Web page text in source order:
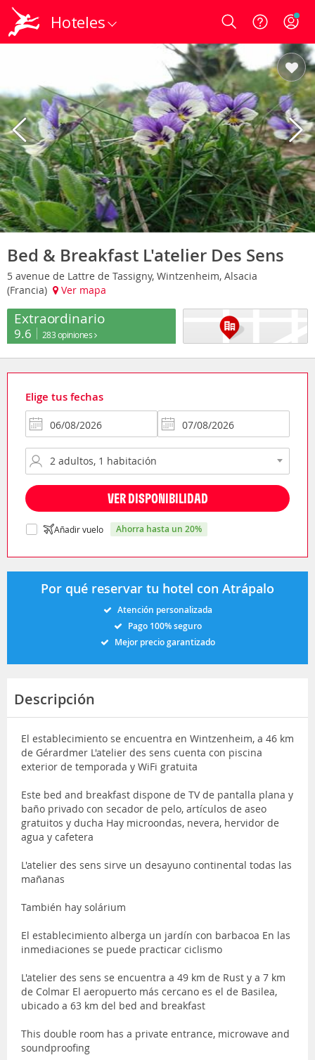
Hoteles Login
Bed & Breakfast L'atelier Des Sens
5 avenue de Lattre de Tassigny, Wintzenheim, Alsacia
(Francia)
Ver mapa
Extraordinario
9.6 283 opiniones
Elige tus fechas
VER DISPONIBILIDAD
Añadir vuelo ahorra hasta un 20%
Por qué reservar tu hotel con Atrápalo
Atención personalizada
Pago 100% seguro
Mejor precio garantizado
Descripción
El establecimiento se encuentra en Wintzenheim, a 46 km
de Gérardmer L'atelier des sens cuenta con piscina
exterior de temporada y WiFi gratuita
Este bed and breakfast dispone de TV de pantalla plana y
baño privado con secador de pelo, artículos de aseo
gratuitos y ducha Hay microondas, nevera, hervidor de
agua y cafetera
L'atelier des sens sirve un desayuno continental todas las
mañanas
También hay solárium
El establecimiento alberga un jardín con barbacoa En las
inmediaciones se puede practicar ciclismo
L'atelier des sens se encuentra a 49 km de Rust y a 7 km
de Colmar El aeropuerto más cercano es el de Basilea,
ubicado a 63 km del bed and breakfast
This double room has a private entrance, microwave and
soundproofing